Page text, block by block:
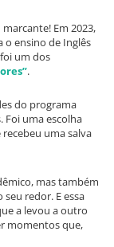
Em 2023,
ensino de Inglês
um dos
.
do programa
Foi uma escolha
uma salva
mas também
redor. E essa
a levou a outro
momentos que,